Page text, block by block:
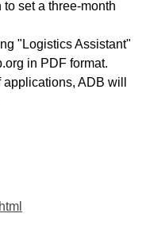
set a three-month
"Logistics Assistant"
in PDF format.
ADB will